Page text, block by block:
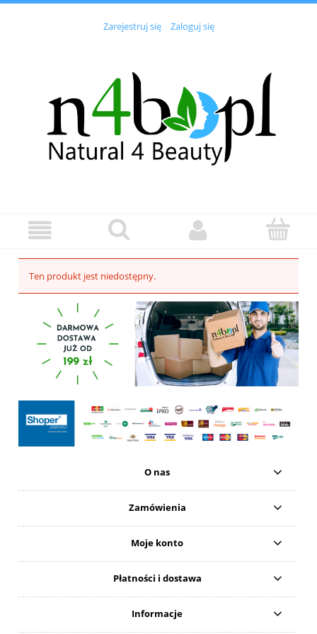
Zarejestruj się Zaloguj się
Ten produkt jest niedostępny.
O nas
Zamówienia
Moje konto
Płatności i dostawa
Informacje